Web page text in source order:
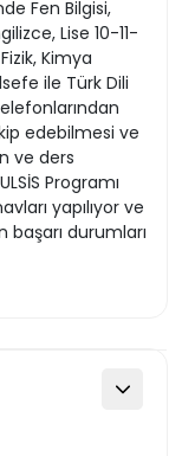
Fen Bilgisi,
Lise 10-11-
Kimya
ile Türk Dili
edebilmesi ve
ve ders
Programı
yapılıyor ve
durumları